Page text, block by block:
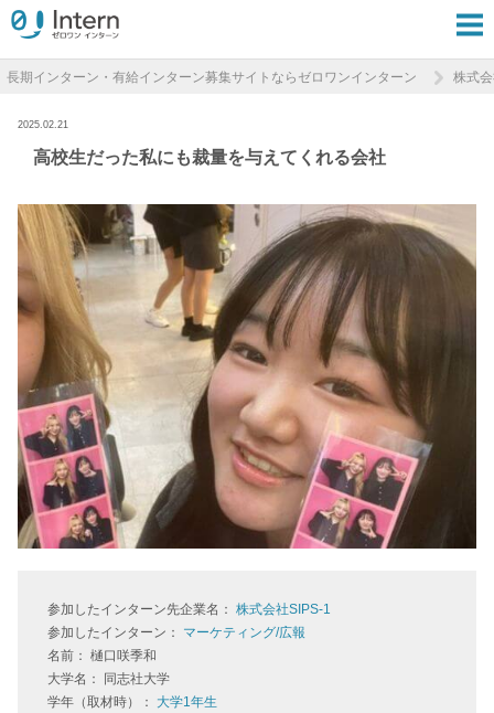
長期インターン・有給インターン募集サイトならゼロワンインターン 株式
2025.02.21
高校生だった私にも裁量を与えてくれる会社
参加したインターン先企業名： 株式会社SIPS-1
参加したインターン： マーケティング/広報
名前： 樋口咲季和
大学名： 同志社大学
学年（取材時）： 大学1年生